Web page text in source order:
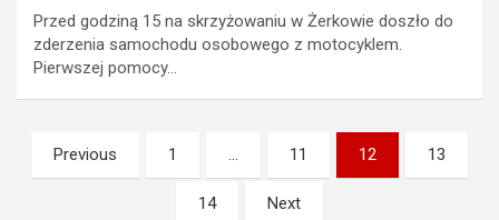
Przed godziną 15 na skrzyżowaniu w Żerkowie doszło do
zderzenia samochodu osobowego z motocyklem.
Pierwszej pomocy…
Stronicowanie
wpisów
Previous 1 … 11 12 13
14 Next